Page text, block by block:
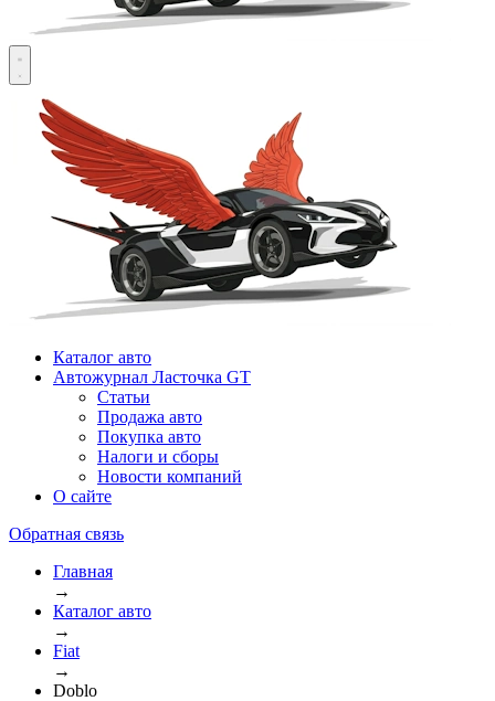
Каталог авто
Автожурнал Ласточка GT
Статьи
Продажа авто
Покупка авто
Налоги и сборы
Новости компаний
О сайте
Обратная связь
Главная
→
Каталог авто
→
Fiat
→
Doblo